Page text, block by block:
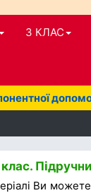
3 КЛАС
клас.
Ви